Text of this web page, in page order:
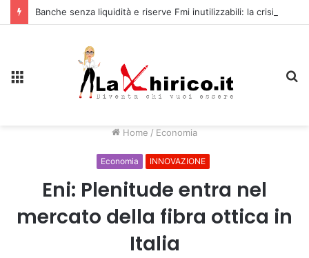
Home / Economia
Economia INNOVAZIONE
Eni: Plenitude entra nel
mercato della fibra ottica in
Italia